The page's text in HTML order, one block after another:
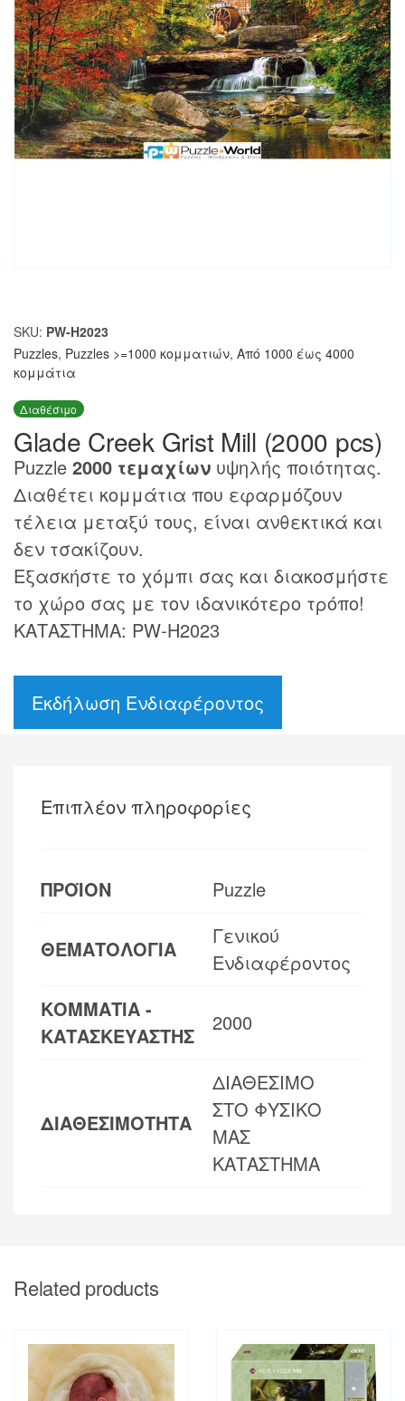
SKU: PW-H2023
Puzzles, Puzzles >=1000 κομματιών, Από 1000 έως 4000
κομμάτια
Διαθέσιμο
Glade Creek Grist Mill (2000 pcs)
Puzzle 2000 τεμαχίων υψηλής ποιότητας.
Διαθέτει κομμάτια που εφαρμόζουν
τέλεια μεταξύ τους, είναι ανθεκτικά και
δεν τσακίζουν.
Εξασκήστε το χόμπι σας και διακοσμήστε
το χώρο σας με τον ιδανικότερο τρόπο!
ΚΑΤΑΣΤΗΜΑ: PW-H2023
Εκδήλωση Ενδιαφέροντος
Επιπλέον πληροφορίες
ΠΡΟΪΟΝ Puzzle
ΘΕΜΑΤΟΛΟΓΙΑ
Γενικού
Ενδιαφέροντος
ΚΟΜΜΑΤΙΑ -
ΚΑΤΑΣΚΕΥΑΣΤΗΣ
2000
ΔΙΑΘΕΣΙΜΟΤΗΤΑ
ΔΙΑΘΕΣΙΜΟ
ΣΤΟ ΦΥΣΙΚΟ
ΜΑΣ
ΚΑΤΑΣΤΗΜΑ
Related products